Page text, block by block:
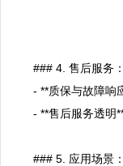
### 4. 售后服务
- **质保与故障响
- **售后服务透明
### 5. 应用场景